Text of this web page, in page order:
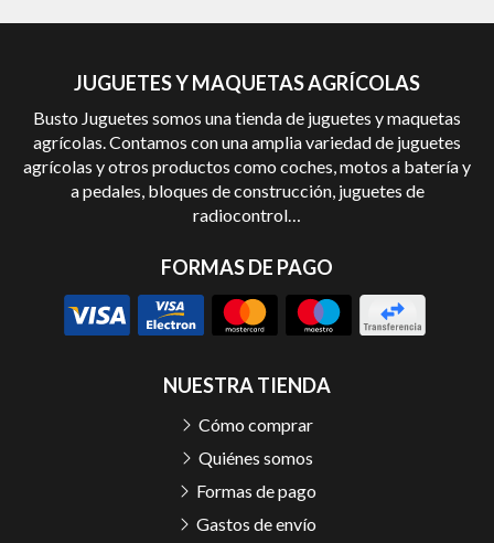
JUGUETES Y MAQUETAS AGRÍCOLAS
Busto Juguetes somos una tienda de juguetes y maquetas
agrícolas. Contamos con una amplia variedad de juguetes
agrícolas y otros productos como coches, motos a batería y
a pedales, bloques de construcción, juguetes de
radiocontrol…
FORMAS DE PAGO
NUESTRA TIENDA
Cómo comprar
Quiénes somos
Formas de pago
Gastos de envío